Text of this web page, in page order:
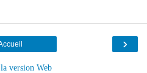
›
version Web